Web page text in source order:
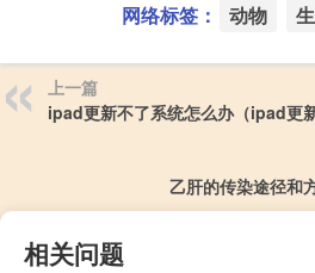
网络标签： 动物
上一篇
ipad更新不了系统怎么办（ipad更
乙肝的传染途径和
相关问题